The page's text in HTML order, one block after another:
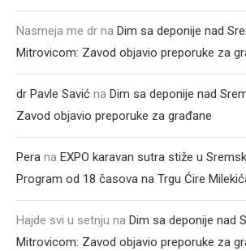
Nasmeja me dr na Dim sa deponije nad
Mitrovicom: Zavod objavio preporuke za
dr Pavle Savić na Dim sa deponije nad
Zavod objavio preporuke za građane
Pera na EXPO karavan sutra stiže u
Program od 18 časova na Trgu Ćire
Hajde svi u setnju na Dim sa deponije nad
Mitrovicom: Zavod objavio preporuke za